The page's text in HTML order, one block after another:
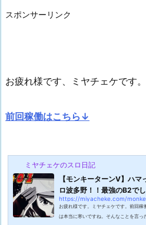
スポンサーリンク
お疲れ様です、ミヤチェケです。
前回稼働はこちら↓
ミヤチェケのスロ日記
【モンキーターンV】ハ
ロ波多野！！最強のB2で
https://miyacheke.com/
お疲れ様です。ミヤチェケです。前回
は本当に寒いですね。そんなことを言っ